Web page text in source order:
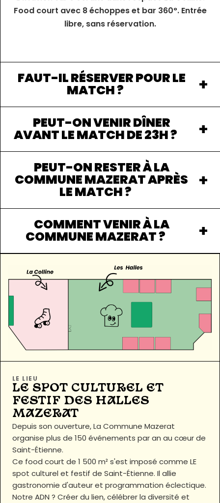
Food court avec 8 échoppes et bar 360°. Entrée
libre, sans réservation.
FAUT-IL RÉSERVER POUR LE
MATCH ?
PEUT-ON VENIR DÎNER
AVANT LE MATCH DE 23H ?
PEUT-ON RESTER À LA
COMMUNE MAZERAT APRÈS
LE MATCH ?
COMMENT VENIR À LA
COMMUNE MAZERAT ?
LE LIEU
LE SPOT CULTUREL ET
FESTIF DES HALLES
MAZERAT
Depuis son ouverture, La Commune Mazerat
organise plus de 150 événements par an au cœur de
Saint-Étienne.
Ce food court de 1 500 m² s'est imposé comme LE
spot culturel et festif de Saint-Étienne. Il allie
gastronomie d'auteur et programmation éclectique.
Notre ADN ? Créer du lien, célébrer la diversité et